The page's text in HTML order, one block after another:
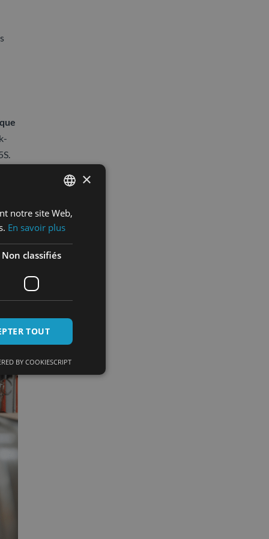
FRENCH
SPANISH
×
notre site Web,
En savoir plus
Non classifiés
TOUT
BY COOKIESCRIPT